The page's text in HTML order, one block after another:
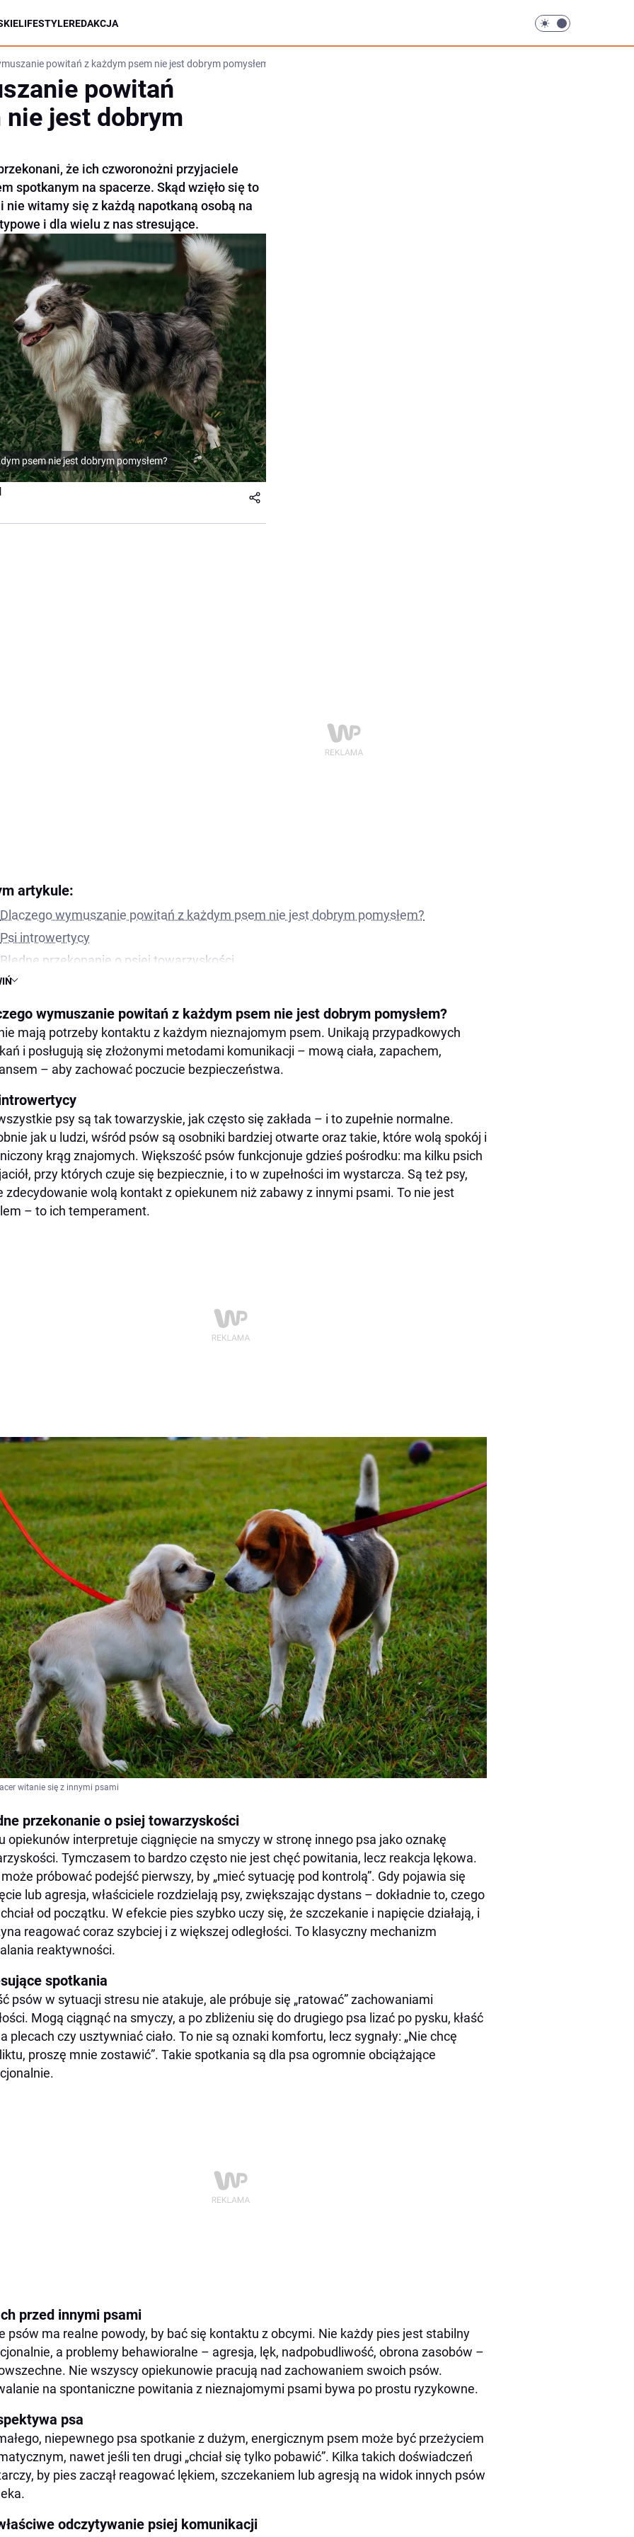
LIFESTYLEREDAKCJA
powitań z każdym psem nie jest dobrym pomysłem?
powitań
jest dobrym
że ich czworonożni przyjaciele
spotkanym na spacerze. Skąd wzięło się to
nie witamy się z każdą napotkaną osobą na
i dla wielu z nas stresujące.
psem nie jest dobrym pomysłem?
artykule:
Dlaczego wymuszanie powitań z każdym psem nie jest dobrym pomysłem?
Psi introwertycy
Błędne przekonanie o psiej towarzyskości
Stresujące spotkania
Strach przed innymi psami
Perspektywa psa
Niewłaściwe odczytywanie psiej komunikacji
Problemy ze smyczą
Przestrzeń do zabawy
Rola opiekuna
Niewłaściwie pojmowana socjalizacja
Błędna interpretacja socjalizacji
wymuszanie powitań z każdym psem nie jest dobrym pomysłem?
mają potrzeby kontaktu z każdym nieznajomym psem. Unikają przypadkowych
i posługują się złożonymi metodami komunikacji – mową ciała, zapachem,
– aby zachować poczucie bezpieczeństwa.
psy są tak towarzyskie, jak często się zakłada – i to zupełnie normalne.
jak u ludzi, wśród psów są osobniki bardziej otwarte oraz takie, które wolą spokój i
krąg znajomych. Większość psów funkcjonuje gdzieś pośrodku: ma kilku psich
przy których czuje się bezpiecznie, i to w zupełności im wystarcza. Są też psy,
zdecydowanie wolą kontakt z opiekunem niż zabawy z innymi psami. To nie jest
– to ich temperament.
witanie się z innymi psami
przekonanie o psiej towarzyskości
opiekunów interpretuje ciągnięcie na smyczy w stronę innego psa jako oznakę
Tymczasem to bardzo często nie jest chęć powitania, lecz reakcja lękowa.
próbować podejść pierwszy, by „mieć sytuację pod kontrolą”. Gdy pojawia się
lub agresja, właściciele rozdzielają psy, zwiększając dystans – dokładnie to, czego
od początku. W efekcie pies szybko uczy się, że szczekanie i napięcie działają, i
reagować coraz szybciej i z większej odległości. To klasyczny mechanizm
reaktywności.
spotkania
psów w sytuacji stresu nie atakuje, ale próbuje się „ratować” zachowaniami
Mogą ciągnąć na smyczy, a po zbliżeniu się do drugiego psa lizać po pysku, kłaść
plecach czy usztywniać ciało. To nie są oznaki komfortu, lecz sygnały: „Nie chcę
proszę mnie zostawić”. Takie spotkania są dla psa ogromnie obciążające
przed innymi psami
psów ma realne powody, by bać się kontaktu z obcymi. Nie każdy pies jest stabilny
a problemy behawioralne – agresja, lęk, nadpobudliwość, obrona zasobów –
Nie wszyscy opiekunowie pracują nad zachowaniem swoich psów.
na spontaniczne powitania z nieznajomymi psami bywa po prostu ryzykowne.
psa
niepewnego psa spotkanie z dużym, energicznym psem może być przeżyciem
nawet jeśli ten drugi „chciał się tylko pobawić”. Kilka takich doświadczeń
by pies zaczął reagować lękiem, szczekaniem lub agresją na widok innych psów
odczytywanie psiej komunikacji